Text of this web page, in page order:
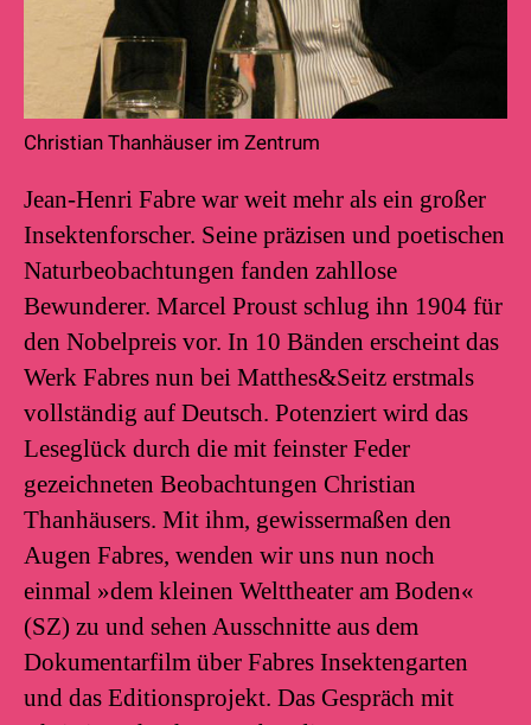
Christian Thanhäuser im Zentrum
Jean-Henri Fabre war weit mehr als ein großer
Insektenforscher. Seine präzisen und poetischen
Naturbeobachtungen fanden zahllose
Bewunderer. Marcel Proust schlug ihn 1904 für
den Nobelpreis vor. In 10 Bänden erscheint das
Werk Fabres nun bei Matthes&Seitz erstmals
vollständig auf Deutsch. Potenziert wird das
Leseglück durch die mit feinster Feder
gezeichneten Beobachtungen Christian
Thanhäusers. Mit ihm, gewissermaßen den
Augen Fabres, wenden wir uns nun noch
einmal »dem kleinen Welttheater am Boden«
(SZ) zu und sehen Ausschnitte aus dem
Dokumentarfilm über Fabres Insektengarten
und das Editionsprojekt. Das Gespräch mit